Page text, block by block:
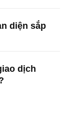
diện sắp
dịch